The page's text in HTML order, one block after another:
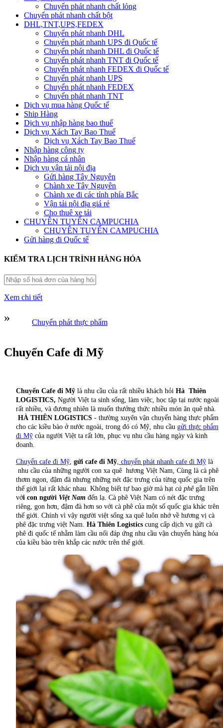
Chuyển phát nhanh chất lỏng
Chuyển phát nhanh chất bột
DHL,TNT,UPS,FEDEX
Chuyển phát nhanh DHL
Chuyển phát nhanh UPS đi Quốc tế
Chuyển phát nhanh DHL đi Quốc tế
Chuyển phát nhanh TNT đi Quốc tế
Chuyển phát nhanh FEDEX đi Quốc tế
Chuyển phát nhanh UPS
Chuyển phát nhanh FEDEX
Chuyển phát nhanh TNT
Dịch vụ mua hàng Quốc tế
Ship Hàng
Dịch vụ nhập hàng bao thuế
Dịch vụ Xách Tay Bao Thuế
Dịch vụ Xách Tay Bao Thuế
Nhập hàng công ty
Nhập hàng cá nhân
Dịch vụ vận tải nội địa
Gửi hàng Tây Nguyên
Chành xe Tây Nguyên
Chành xe đi các tỉnh phía Bắc
Vận tải nội địa giá rẻ
Cho thuê xe tải
CHUYÊN TUYẾN CAMPUCHIA
CHUYÊN TUYẾN CAMPUCHIA
Gửi hàng đi Quốc tế
KIỂM TRA LỊCH TRÌNH HÀNG HÓA
Xem chi tiết
» Chuyển phát thực phẩm
Chuyển Cafe đi Mỹ
Chuyển Cafe đi Mỹlà nhu cầu của rất nhiều khách hỏi Hà Thiên
LOGISTICS, Người Việt ta sinh sống, làm việc, học tập tại nước ngoài
rất nhiều, và đương nhiên là muốn thưởng thức nhiều món ăn quê nhà.
HÀ THIÊN LOGISTICS - thường xuyên vận chuyển hàng thực phẩm
cho các kiều bào ở nước ngoài, trong đó có Mỹ, nhu cầu gửi thực phẩm
đi Mỹcủa người Việt ta rất lớn, phục vụ nhu cầu hàng ngày và kinh
doanh.
Chuyển cafe đi Mỹ, gửi cafe đi Mỹ, chuyển phát nhanh cafe đi Mỹlà
nhu cầu của những người con xa quê hương Việt Nam, Cùng là cà phê
thơm ngon, đậm đà nhưng những nét đặc trưng của từng quốc gia trên
thế giới lại rất khác nhau. Không biết tự bao giờ mà hạt cà phê gắn liền
với con người Việt Nam đến lạ. Cà phê Việt Nam có nét đặc trưng
riêng, gon hơn, đậm đà hơn so với cà phê của một số quốc gia khác trên
thế giới. Chính vì vậy người việt sống xa quê luôn nhớ về hương vị cà
phê đặc trưng việt Nam. Hà Thiên Logisticscung cấp dịch vụ gửi cà
phê đi quốc tế nhằm làm cầu nối đáp ứng nhu cầu vận chuyển hàng hóa
của kiều bào trên khắp các nước trên thế giới.